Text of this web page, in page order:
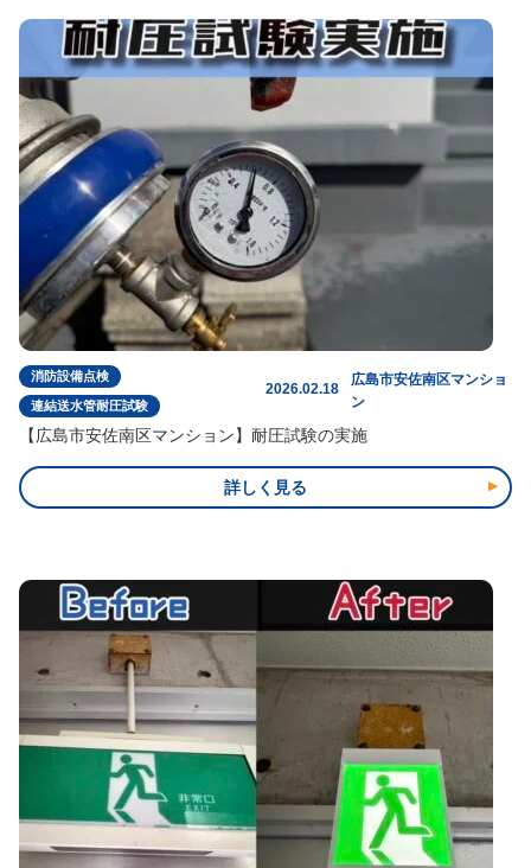
消防設備点検
連結送水管耐圧試験
2026.02.18
広島市安佐南区マンショ
ン
【広島市安佐南区マンション】耐圧試験の実施
詳しく見る